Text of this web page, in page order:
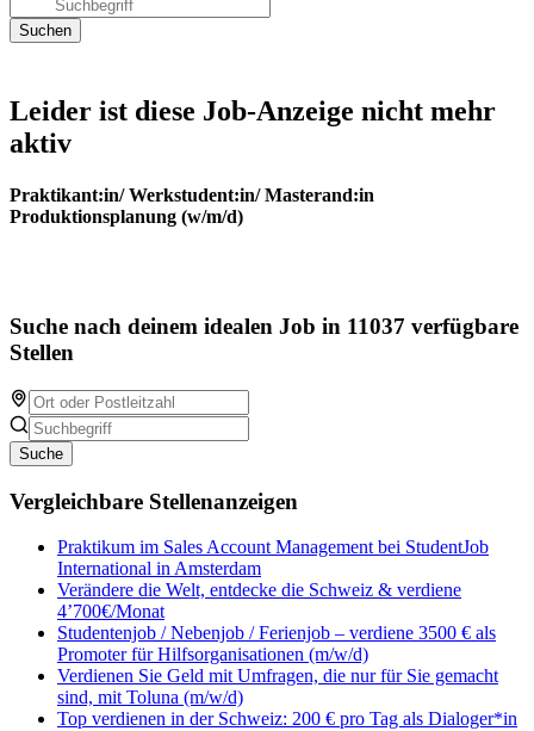
Leider ist diese Job-Anzeige nicht mehr
aktiv
Praktikant:in/ Werkstudent:in/ Masterand:in
Produktionsplanung (w/m/d)
Suche nach deinem idealen Job in 11037 verfügbare
Stellen
Suche
Vergleichbare Stellenanzeigen
Praktikum im Sales Account Management bei StudentJob
International in Amsterdam
Verändere die Welt, entdecke die Schweiz & verdiene
4’700€/Monat
Studentenjob / Nebenjob / Ferienjob – verdiene 3500 € als
Promoter für Hilfsorganisationen (m/w/d)
Verdienen Sie Geld mit Umfragen, die nur für Sie gemacht
sind, mit Toluna (m/w/d)
Top verdienen in der Schweiz: 200 € pro Tag als Dialoger*in